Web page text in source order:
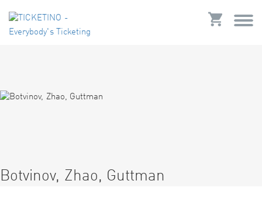
Botvinov, Zhao, Guttman